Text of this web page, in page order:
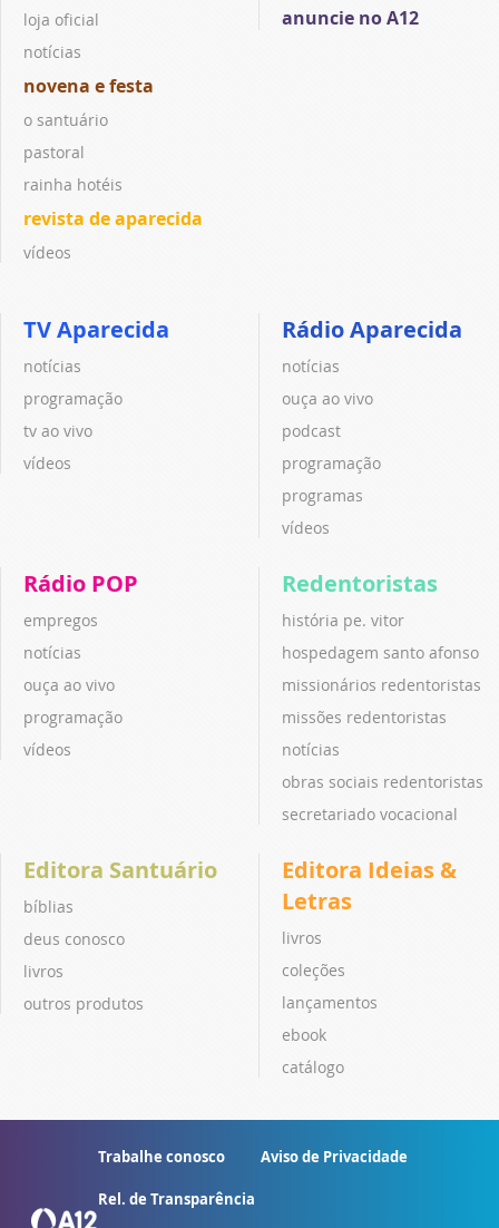
loja oficial
notícias
novena e festa
o santuário
pastoral
rainha hotéis
revista de aparecida
vídeos
anuncie no A12
TV Aparecida
notícias
programação
tv ao vivo
vídeos
Rádio Aparecida
notícias
ouça ao vivo
podcast
programação
programas
vídeos
Rádio POP
empregos
notícias
ouça ao vivo
programação
vídeos
Redentoristas
história pe. vitor
hospedagem santo afonso
missionários redentoristas
missões redentoristas
notícias
obras sociais redentoristas
secretariado vocacional
Editora Santuário
bíblias
deus conosco
livros
outros produtos
Editora Ideias &
Letras
livros
coleções
lançamentos
ebook
catálogo
Trabalhe conosco Aviso de Privacidade
Rel. de Transparência